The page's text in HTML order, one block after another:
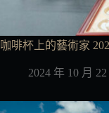
咖啡杯上的藝術家
2024 年 10 月 22